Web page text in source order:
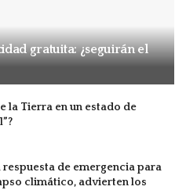
gratuita: ¿seguirán el
la Tierra en un estado de
respuesta de emergencia para
climático, advierten los